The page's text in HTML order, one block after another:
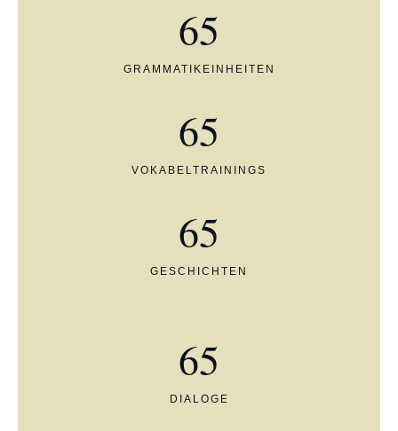
65
GRAMMATIKEINHEITEN
65
VOKABELTRAININGS
65
GESCHICHTEN
65
DIALOGE